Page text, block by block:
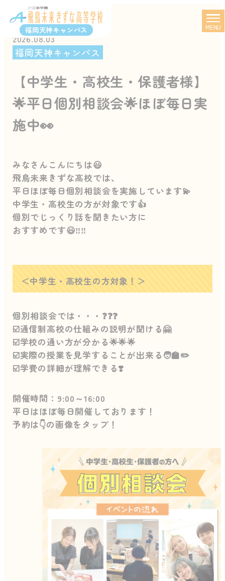
福岡天神キャンパス MENU
【中学生・高校生・保護者様】
🌟平日個別相談会🌟ほぼ毎日実
施中👀
2026.08.03
福岡天神キャンパス
みなさんこんにちは😃
飛鳥未来きずな高校では、
平日ほぼ毎日個別相談会を実施しています💫
中学生・高校生の方が対象です👍
個別でじっくり話を聞きたい方に
おすすめです😃‼️‼️
＜中学生・高校生の方対象！＞
個別相談会では・・・❓❓❓
☑️通信制高校の仕組みの説明が聞ける🤗
☑️学校の通い方が分かる🌟🌟🌟
☑️実際の授業を見学することが出来る🧑‍🏫✏️
☑️学費の詳細が理解できる❣️
開催時間：9:00～16:00
平日はほぼ毎日開催しております！
予約は👇の画像をタップ！